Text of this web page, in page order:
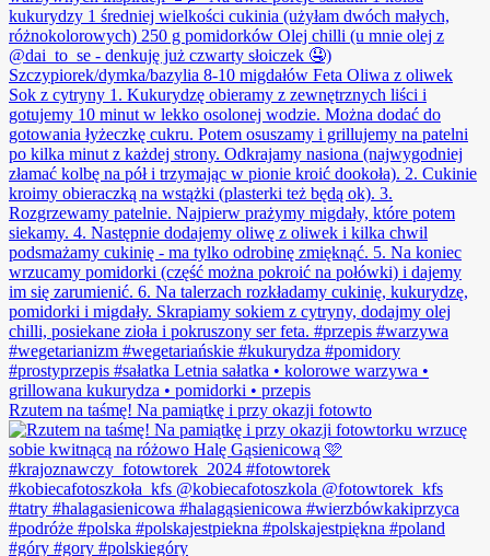
Rzutem na taśmę! Na pamiątkę i przy okazji fotowto